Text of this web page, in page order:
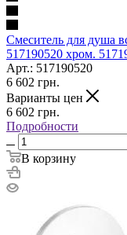
Смеситель для душа
517190520 хром.
Арт.: 517190520
6 602 грн.
Варианты цен
6 602 грн.
Подробности
В корзину